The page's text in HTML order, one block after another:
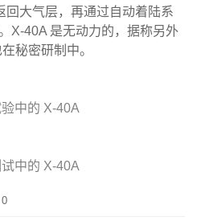
回大气层，再通过自动着陆系
X-40A 是无动力的，据称另外
秘密研制中。
中的 X-40A
中的 X-40A
0